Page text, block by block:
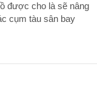
được cho là sẽ nâng
cụm tàu sân bay